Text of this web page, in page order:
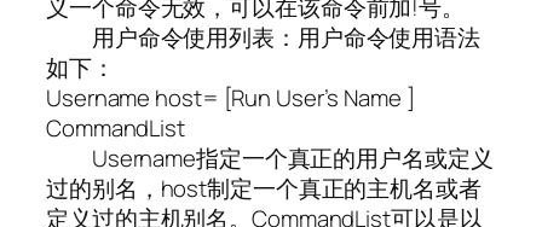
义一个命令无效，可以在该命令前加!号。
用户命令使用列表：用户命令使用语法
如下：
Username host= [Run User’s Name ]
CommandList
Username指定一个真正的用户名或定义
过的别名，host制定一个真正的主机名或者
定义过的主机别名。CommandList可以是以